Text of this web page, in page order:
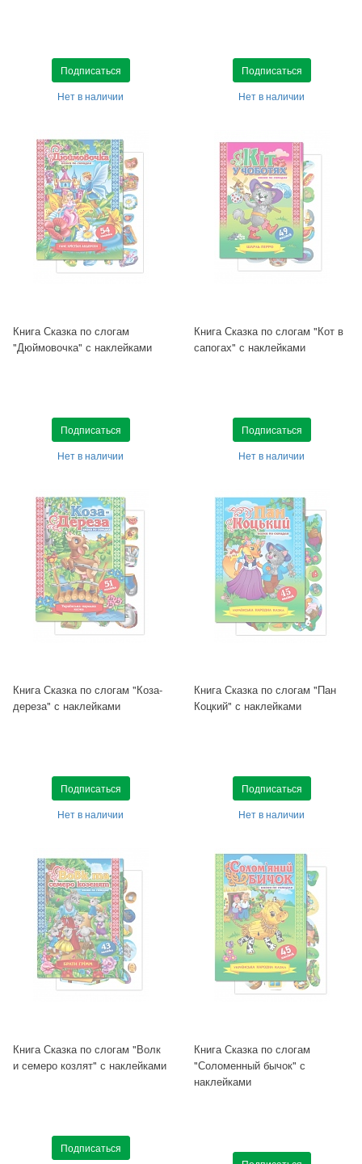
Подписаться
Нет в наличии
Подписаться
Нет в наличии
Книга Сказка по слогам
"Дюймовочка" с наклейками
Подписаться
Нет в наличии
Книга Сказка по слогам "Кот в
сапогах" с наклейками
Подписаться
Нет в наличии
Книга Сказка по слогам "Коза-
дереза" с наклейками
Подписаться
Нет в наличии
Книга Сказка по слогам "Пан
Коцкий" с наклейками
Подписаться
Нет в наличии
Книга Сказка по слогам "Волк
и семеро козлят" с наклейками
Подписаться
Книга Сказка по слогам
"Соломенный бычок" с
наклейками